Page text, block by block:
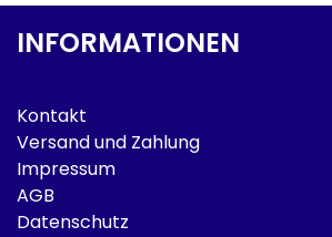
INFORMATIONEN
Kontakt
Versand und Zahlung
Impressum
AGB
Datenschutz